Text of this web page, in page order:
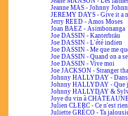
Jeanne MAS - Johnny
JEREMY DAYS - Give it a
Jerry REED - Amos Moses
Joan BAEZ - Asimbonanga
Joe DASSIN - Kanterbräu
Joe DASSIN - L'été indien
Joe DASSIN - Me que me
Joe DASSIN - Quand on a
Joe DASSIN - Vive moi
Joe JACKSON - Stranger
Johnny HALLYDAY -
Johnny HALLYDAY - Que
Johnny HALLYDAY &
Joye du vin à
Julien CLERC - Ce n'est rien
Juliette GRÉCO - Ta